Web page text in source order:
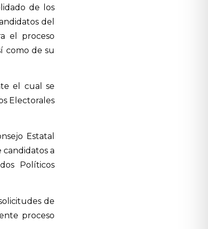
de los
del
el proceso
como de su
el cual se
Electorales
Estatal
a
Políticos
de
proceso